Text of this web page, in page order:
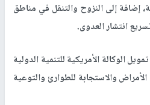
إضافة إلى النزوح والتنقل في مناطق
انتشار العدوى.
الوكالة الأمريكية للتنمية الدولية
والاستجابة للطوارئ والتوعية